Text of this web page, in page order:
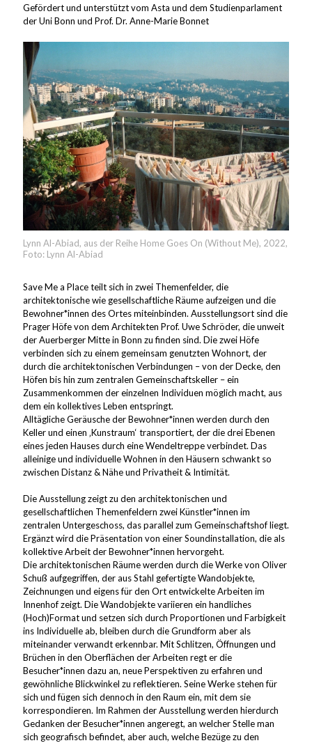
Gefördert und unterstützt vom Asta und dem Studienparlament
der Uni Bonn und Prof. Dr. Anne-Marie Bonnet
Lynn Al-Abiad, aus der Reihe Home Goes On (Without Me), 2022,
Foto: Lynn Al-Abiad
Save Me a Place teilt sich in zwei Themenfelder, die
architektonische wie gesellschaftliche Räume aufzeigen und die
Bewohner*innen des Ortes miteinbinden. Ausstellungsort sind die
Prager Höfe von dem Architekten Prof. Uwe Schröder, die unweit
der Auerberger Mitte in Bonn zu finden sind. Die zwei Höfe
verbinden sich zu einem gemeinsam genutzten Wohnort, der
durch die architektonischen Verbindungen – von der Decke, den
Höfen bis hin zum zentralen Gemeinschaftskeller – ein
Zusammenkommen der einzelnen Individuen möglich macht, aus
dem ein kollektives Leben entspringt.
Alltägliche Geräusche der Bewohner*innen werden durch den
Keller und einen ‚Kunstraum‘ transportiert, der die drei Ebenen
eines jeden Hauses durch eine Wendeltreppe verbindet. Das
alleinige und individuelle Wohnen in den Häusern schwankt so
zwischen Distanz & Nähe und Privatheit & Intimität.
Die Ausstellung zeigt zu den architektonischen und
gesellschaftlichen Themenfeldern zwei Künstler*innen im
zentralen Untergeschoss, das parallel zum Gemeinschaftshof liegt.
Ergänzt wird die Präsentation von einer Soundinstallation, die als
kollektive Arbeit der Bewohner*innen hervorgeht.
Die architektonischen Räume werden durch die Werke von Oliver
Schuß aufgegriffen, der aus Stahl gefertigte Wandobjekte,
Zeichnungen und eigens für den Ort entwickelte Arbeiten im
Innenhof zeigt. Die Wandobjekte variieren ein handliches
(Hoch)Format und setzen sich durch Proportionen und Farbigkeit
ins Individuelle ab, bleiben durch die Grundform aber als
miteinander verwandt erkennbar. Mit Schlitzen, Öffnungen und
Brüchen in den Oberflächen der Arbeiten regt er die
Besucher*innen dazu an, neue Perspektiven zu erfahren und
gewöhnliche Blickwinkel zu reflektieren. Seine Werke stehen für
sich und fügen sich dennoch in den Raum ein, mit dem sie
korrespondieren. Im Rahmen der Ausstellung werden hierdurch
Gedanken der Besucher*innen angeregt, an welcher Stelle man
sich geografisch befindet, aber auch, welche Bezüge zu den